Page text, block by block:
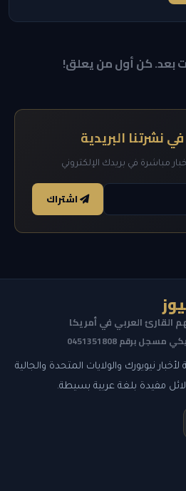
بعد. كن أول من يعلق!
نشرتنا البريدية
مباشرة في بريدك الإلكتروني
اشتراك
القارئ العربي في أمريكا
برقم 0451351808
نيويورك والولايات المتحدة والجالية
مفيدة بلغة عربية بسيطة.